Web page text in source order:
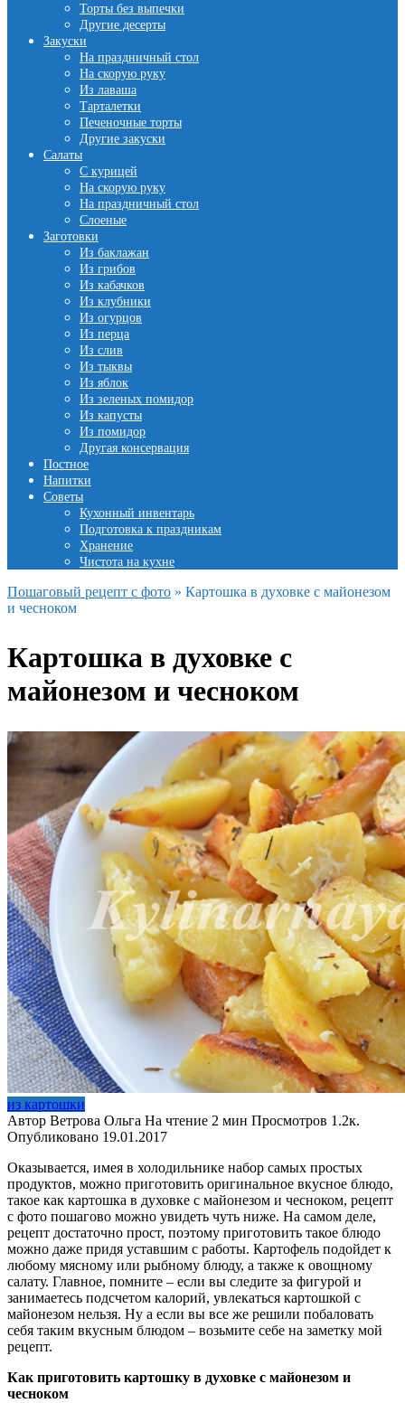
Торты без выпечки
Другие десерты
Закуски
На праздничный стол
На скорую руку
Из лаваша
Тарталетки
Печеночные торты
Другие закуски
Салаты
С курицей
На скорую руку
На праздничный стол
Слоеные
Заготовки
Из баклажан
Из грибов
Из кабачков
Из клубники
Из огурцов
Из перца
Из слив
Из тыквы
Из яблок
Из зеленых помидор
Из капусты
Из помидор
Другая консервация
Постное
Напитки
Советы
Кухонный инвентарь
Подготовка к праздникам
Хранение
Чистота на кухне
Пошаговый рецепт с фото » Картошка в духовке с майонезом
и чесноком
Картошка в духовке с
майонезом и чесноком
из картошки
Автор Ветрова Ольга На чтение 2 мин Просмотров 1.2к.
Опубликовано 19.01.2017
Оказывается, имея в холодильнике набор самых простых
продуктов, можно приготовить оригинальное вкусное блюдо,
такое как картошка в духовке с майонезом и чесноком, рецепт
с фото пошагово можно увидеть чуть ниже. На самом деле,
рецепт достаточно прост, поэтому приготовить такое блюдо
можно даже придя уставшим с работы. Картофель подойдет к
любому мясному или рыбному блюду, а также к овощному
салату. Главное, помните – если вы следите за фигурой и
занимаетесь подсчетом калорий, увлекаться картошкой с
майонезом нельзя. Ну а если вы все же решили побаловать
себя таким вкусным блюдом – возьмите себе на заметку мой
рецепт.
Как приготовить картошку в духовке с майонезом и
чесноком